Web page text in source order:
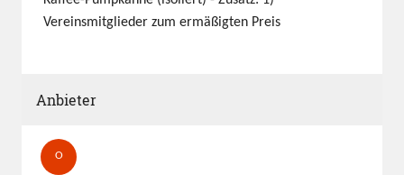
Vereinsmitglieder zum ermäßigten Preis
Anbieter
O